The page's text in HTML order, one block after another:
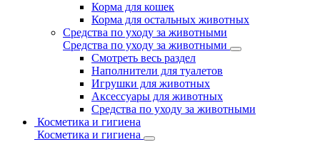
Корма для кошек
Корма для остальных животных
Средства по уходу за животными
Средства по уходу за животными
Смотреть весь раздел
Наполнители для туалетов
Игрушки для животных
Аксессуары для животных
Средства по уходу за животными
Косметика и гигиена
Косметика и гигиена